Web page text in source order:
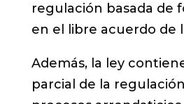
regulación basada de
en el libre acuerdo de
Además, la ley
parcial de la